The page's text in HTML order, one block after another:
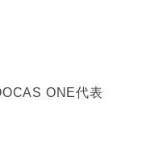
ONE代表